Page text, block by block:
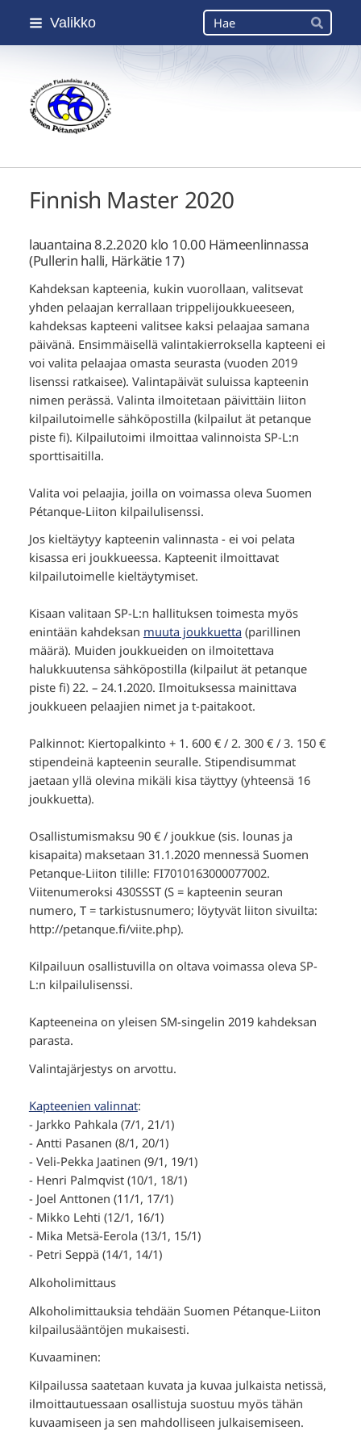
Siirry
Valikko Haku
Hae
Suomen Petanque-Liitto
Finnish Master 2020
lauantaina 8.2.2020 klo 10.00 Hämeenlinnassa
(Pullerin halli, Härkätie 17)
Kahdeksan kapteenia, kukin vuorollaan, valitsevat
yhden pelaajan kerrallaan trippelijoukkueeseen,
kahdeksas kapteeni valitsee kaksi pelaajaa samana
päivänä. Ensimmäisellä valintakierroksella kapteeni ei
voi valita pelaajaa omasta seurasta (vuoden 2019
lisenssi ratkaisee). Valintapäivät suluissa kapteenin
nimen perässä. Valinta ilmoitetaan päivittäin liiton
kilpailutoimelle sähköpostilla (kilpailut ät petanque
piste fi). Kilpailutoimi ilmoittaa valinnoista SP-L:n
sporttisaitilla.
Valita voi pelaajia, joilla on voimassa oleva Suomen
Pétanque-Liiton kilpailulisenssi.
Jos kieltäytyy kapteenin valinnasta - ei voi pelata
kisassa eri joukkueessa. Kapteenit ilmoittavat
kilpailutoimelle kieltäytymiset.
Kisaan valitaan SP-L:n hallituksen toimesta myös
enintään kahdeksan muuta joukkuetta (parillinen
määrä). Muiden joukkueiden on ilmoitettava
halukkuutensa sähköpostilla (kilpailut ät petanque
piste fi) 22. – 24.1.2020. Ilmoituksessa mainittava
joukkueen pelaajien nimet ja t-paitakoot.
Palkinnot: Kiertopalkinto + 1. 600 € / 2. 300 € / 3. 150 €
stipendeinä kapteenin seuralle. Stipendisummat
jaetaan yllä olevina mikäli kisa täyttyy (yhteensä 16
joukkuetta).
Osallistumismaksu 90 € / joukkue (sis. lounas ja
kisapaita) maksetaan 31.1.2020 mennessä Suomen
Petanque-Liiton tilille: FI7010163000077002.
Viitenumeroksi 430SSST (S = kapteenin seuran
numero, T = tarkistusnumero; löytyvät liiton sivuilta:
http://petanque.fi/viite.php).
Kilpailuun osallistuvilla on oltava voimassa oleva SP-
L:n kilpailulisenssi.
Kapteeneina on yleisen SM-singelin 2019 kahdeksan
parasta.
Valintajärjestys on arvottu.
Kapteenien valinnat:
- Jarkko Pahkala (7/1, 21/1)
- Antti Pasanen (8/1, 20/1)
- Veli-Pekka Jaatinen (9/1, 19/1)
- Henri Palmqvist (10/1, 18/1)
- Joel Anttonen (11/1, 17/1)
- Mikko Lehti (12/1, 16/1)
- Mika Metsä-Eerola (13/1, 15/1)
- Petri Seppä (14/1, 14/1)
Alkoholimittaus
Alkoholimittauksia tehdään Suomen Pétanque-Liiton
kilpailusääntöjen mukaisesti.
Kuvaaminen:
Kilpailussa saatetaan kuvata ja kuvaa julkaista netissä,
ilmoittautuessaan osallistuja suostuu myös tähän
kuvaamiseen ja sen mahdolliseen julkaisemiseen.